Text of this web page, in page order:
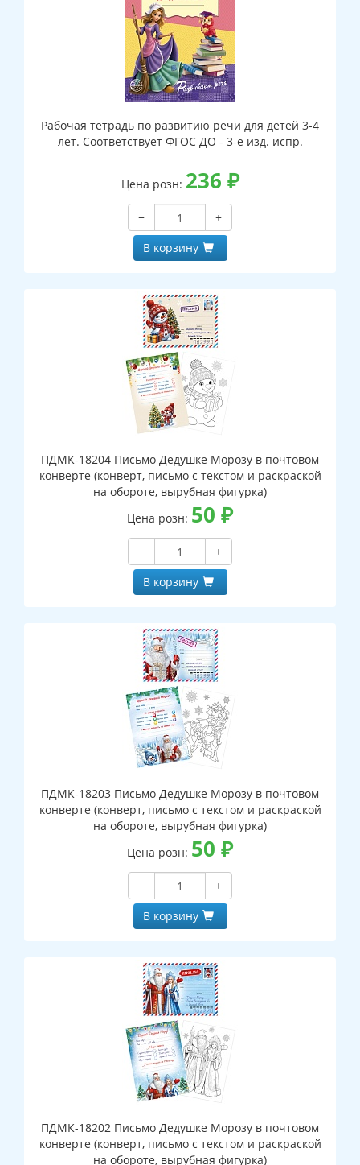
Рабочая тетрадь по развитию речи для детей 3-4
лет. Соответствует ФГОС ДО - 3-е изд. испр.
Цена розн: 236 ₽
−
+
В корзину
ПДМК-18204 Письмо Дедушке Морозу в почтовом
конверте (конверт, письмо с текстом и раскраской
на обороте, вырубная фигурка)
Цена розн: 50 ₽
−
+
В корзину
ПДМК-18203 Письмо Дедушке Морозу в почтовом
конверте (конверт, письмо с текстом и раскраской
на обороте, вырубная фигурка)
Цена розн: 50 ₽
−
+
В корзину
ПДМК-18202 Письмо Дедушке Морозу в почтовом
конверте (конверт, письмо с текстом и раскраской
на обороте, вырубная фигурка)